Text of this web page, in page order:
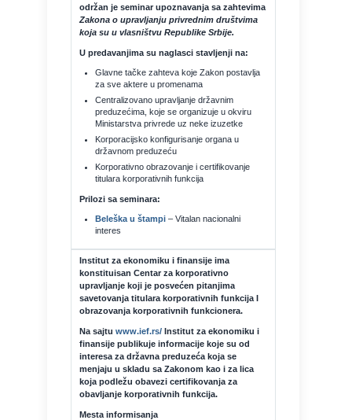
održan je seminar upoznavanja sa zahtevima
Zakona o upravljanju privrednim društvima
koja su u vlasništvu Republike Srbije.
U predavanjima su naglasci stavljenji na:
Glavne tačke zahteva koje Zakon postavlja
za sve aktere u promenama
Centralizovano upravljanje državnim
preduzećima, koje se organizuje u okviru
Ministarstva privrede uz neke izuzetke
Korporacijsko konfigurisanje organa u
državnom preduzeću
Korporativno obrazovanje i certifikovanje
titulara korporativnih funkcija
Prilozi sa seminara:
Beleška u štampi – Vitalan nacionalni
interes
Institut za ekonomiku i finansije ima
konstituisan Centar za korporativno
upravljanje koji je posvećen pitanjima
savetovanja titulara korporativnih funkcija I
obrazovanja korporativnih funkcionera.
Na sajtuwww.ief.rs/ Institut za ekonomiku i
finansije publikuje informacije koje su od
interesa za državna preduzeća koja se
menjaju u skladu sa Zakonom kao i za lica
koja podležu obavezi certifikovanja za
obavljanje korporativnih funkcija.
Mesta informisanja